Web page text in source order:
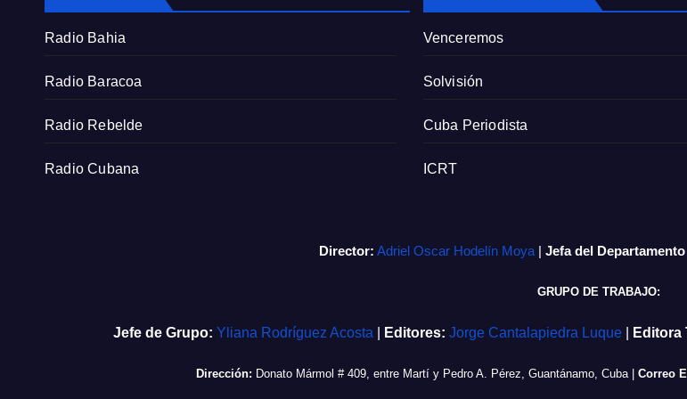
Radio Bahia
Radio Baracoa
Radio Rebelde
Radio Cubana
Venceremos
Solvisión
Cuba Periodista
ICRT
Director: Adriel Oscar Hodelín Moya | Jefa del
GRUPO DE TRABAJO:
Jefe de Grupo: Yliana Rodríguez Acosta Editores: Jorge Cantalapiedra Luque Editora
Dirección: Donato Mármol # 409, entre Martí y Pedro A. Pérez, Guantánamo, Cuba| Correo